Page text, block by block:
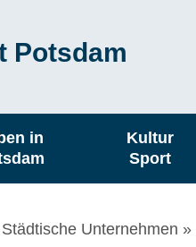
Potsdam
in
Kultur
Sport
Städtische Unternehmen